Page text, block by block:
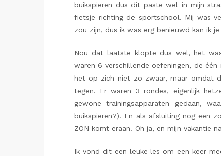
buikspieren dus dit paste wel in mijn
fietsje richting de sportschool. Mij was
zou zijn, dus ik was erg benieuwd kan ik
Nou dat laatste klopte dus wel, het
waren 6 verschillende oefeningen, de
het op zich niet zo zwaar, maar omdat
tegen. Er waren 3 rondes, eigenlijk
gewone trainingsapparaten gedaan,
buikspieren?). En als afsluiting nog een
ZON komt eraan! Oh ja, en mijn vakantie
Ik vond dit een leuke les om een keer